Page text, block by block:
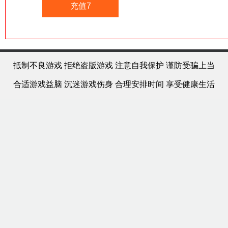
充值7
抵制不良游戏 拒绝盗版游戏 注意自我保护 谨防受骗上当
合适游戏益脑 沉迷游戏伤身 合理安排时间 享受健康生活